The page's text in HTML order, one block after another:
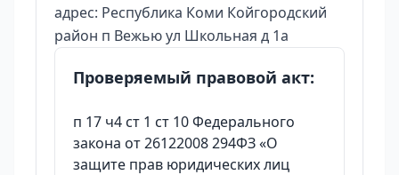
адрес: Республика Коми Койгородский
район п Вежью ул Школьная д 1а
Проверяемый правовой акт:
п 17 ч4 ст 1 ст 10 Федерального
закона от 26122008 294ФЗ «О
защите прав юридических лиц